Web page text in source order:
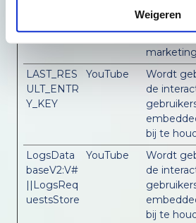
Weigeren
de
LAST_RES
ULT_ENTR
Y_KEY
YouTube
Wordt
de
bij te
LogsData
baseV2:V#
||LogsReq
uestsStore
YouTube
Wordt
de
bij te